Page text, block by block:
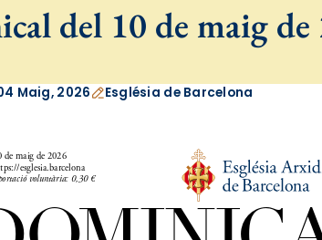
del 10 de maig de
Maig, 2026 Església de Barcelona